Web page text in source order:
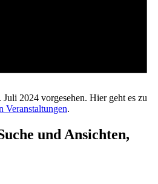
2024 vorgesehen. Hier geht es zu
Veranstaltungen.
und Ansichten,